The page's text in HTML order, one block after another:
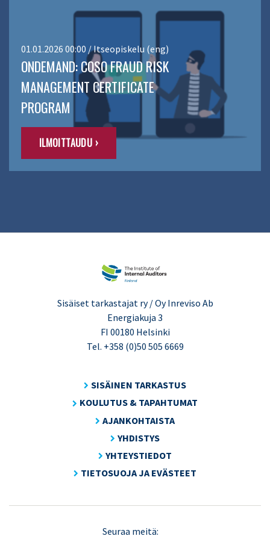
01.01.2026 00:00 / Itseopiskelu (eng)
ONDEMAND: COSO FRAUD RISK
MANAGEMENT CERTIFICATE
PROGRAM
ILMOITTAUDU ›
Sisäiset tarkastajat ry / Oy Inreviso Ab
Energiakuja 3
FI 00180 Helsinki
Tel. +358 (0)50 505 6669
SISÄINEN TARKASTUS
KOULUTUS & TAPAHTUMAT
AJANKOHTAISTA
YHDISTYS
YHTEYSTIEDOT
TIETOSUOJA JA EVÄSTEET
Seuraa meitä: